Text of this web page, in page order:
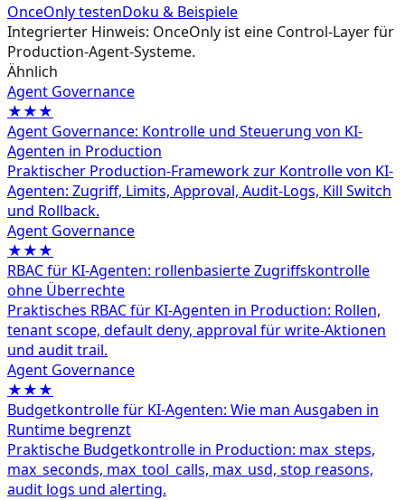
OnceOnly testenDoku & Beispiele
Integrierter Hinweis: OnceOnly ist eine Control-Layer für
Production-Agent-Systeme.
Ähnlich
Agent Governance
★★★
Agent Governance: Kontrolle und Steuerung von KI-
Agenten in Production
Praktischer Production-Framework zur Kontrolle von KI-
Agenten: Zugriff, Limits, Approval, Audit-Logs, Kill Switch
und Rollback.
Agent Governance
★★★
RBAC für KI-Agenten: rollenbasierte Zugriffskontrolle
ohne Überrechte
Praktisches RBAC für KI-Agenten in Production: Rollen,
tenant scope, default deny, approval für write-Aktionen
und audit trail.
Agent Governance
★★★
Budgetkontrolle für KI-Agenten: Wie man Ausgaben in
Runtime begrenzt
Praktische Budgetkontrolle in Production: max_steps,
max_seconds, max_tool_calls, max_usd, stop reasons,
audit logs und alerting.